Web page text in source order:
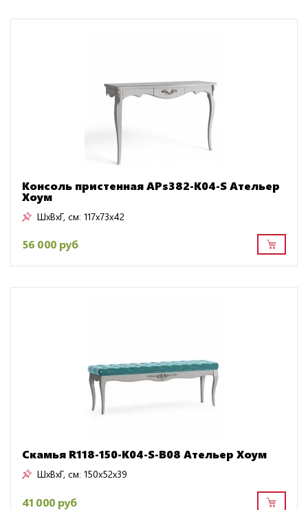
Консоль пристенная APs382-K04-S Ательер
Хоум
ШxВxГ, см: 117x73x42
56 000 руб
Скамья R118-150-K04-S-B08 Ательер Хоум
ШxВxГ, см: 150x52x39
41 000 руб